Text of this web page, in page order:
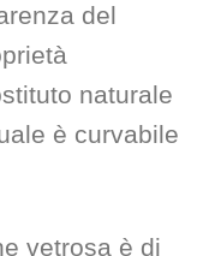
del
naturale
è curvabile
vetrosa è di